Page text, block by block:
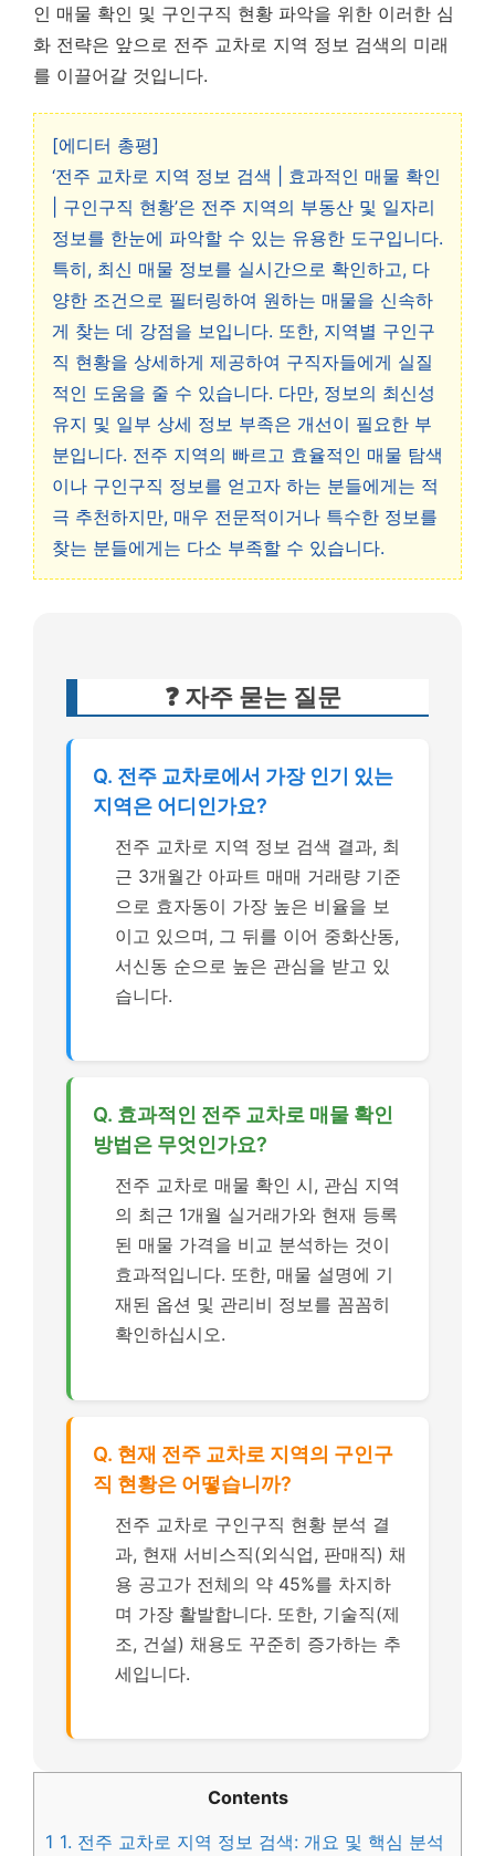
인 매물 확인 및 구인구직 현황 파악을 위한 이러한 심
화 전략은 앞으로 전주 교차로 지역 정보 검색의 미래
를 이끌어갈 것입니다.
[에디터 총평]
‘전주 교차로 지역 정보 검색 | 효과적인 매물 확인
| 구인구직 현황’은 전주 지역의 부동산 및 일자리
정보를 한눈에 파악할 수 있는 유용한 도구입니다.
특히, 최신 매물 정보를 실시간으로 확인하고, 다
양한 조건으로 필터링하여 원하는 매물을 신속하
게 찾는 데 강점을 보입니다. 또한, 지역별 구인구
직 현황을 상세하게 제공하여 구직자들에게 실질
적인 도움을 줄 수 있습니다. 다만, 정보의 최신성
유지 및 일부 상세 정보 부족은 개선이 필요한 부
분입니다. 전주 지역의 빠르고 효율적인 매물 탐색
이나 구인구직 정보를 얻고자 하는 분들에게는 적
극 추천하지만, 매우 전문적이거나 특수한 정보를
찾는 분들에게는 다소 부족할 수 있습니다.
❓ 자주 묻는 질문
Q. 전주 교차로에서 가장 인기 있는
지역은 어디인가요?
전주 교차로 지역 정보 검색 결과, 최
근 3개월간 아파트 매매 거래량 기준
으로 효자동이 가장 높은 비율을 보
이고 있으며, 그 뒤를 이어 중화산동,
서신동 순으로 높은 관심을 받고 있
습니다.
Q. 효과적인 전주 교차로 매물 확인
방법은 무엇인가요?
전주 교차로 매물 확인 시, 관심 지역
의 최근 1개월 실거래가와 현재 등록
된 매물 가격을 비교 분석하는 것이
효과적입니다. 또한, 매물 설명에 기
재된 옵션 및 관리비 정보를 꼼꼼히
확인하십시오.
Q. 현재 전주 교차로 지역의 구인구
직 현황은 어떻습니까?
전주 교차로 구인구직 현황 분석 결
과, 현재 서비스직(외식업, 판매직) 채
용 공고가 전체의 약 45%를 차지하
며 가장 활발합니다. 또한, 기술직(제
조, 건설) 채용도 꾸준히 증가하는 추
세입니다.
Contents
1 1. 전주 교차로 지역 정보 검색: 개요 및 핵심 분석